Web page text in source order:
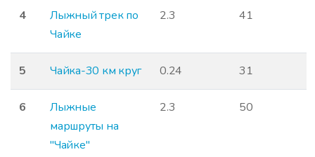
4
Лыжный трек по
Чайке
2.3 41
5 Чайка-30 км круг 0.24 31
6
Лыжные
маршруты на
"Чайке"
2.3 50